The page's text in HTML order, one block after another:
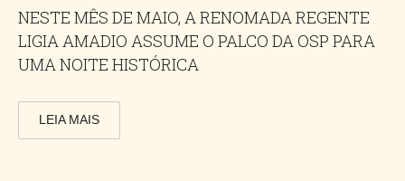
NESTE MÊS DE MAIO, A RENOMADA REGENTE
LIGIA AMADIO ASSUME O PALCO DA OSP PARA
UMA NOITE HISTÓRICA
LEIA MAIS